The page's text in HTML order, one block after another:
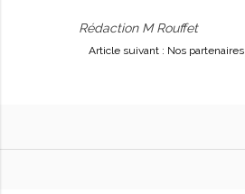
Rédaction M Rouffet
Article suivant : Nos partenaires